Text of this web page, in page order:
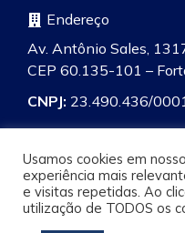
Endereço
Av. Antônio Sales,
CEP 60.135-101 –
CNPJ: 23.490.436/
Pesquisa
Usamos cookies em
experiência mais
e visitas repetidas. Ao
utilização de TODOS os